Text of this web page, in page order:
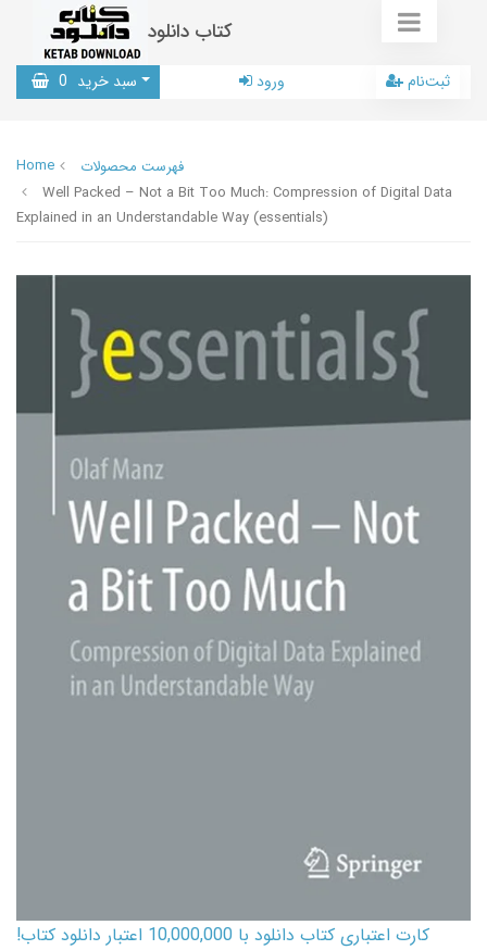
کتاب دانلود
سبد خرید 0 ورود ثبت‌نام
Home
فهرست محصولات
Well Packed – Not a Bit Too Much: Compression of Digital Data
Explained in an Understandable Way (essentials)
کارت اعتباری کتاب دانلود با 10,000,000 اعتبار دانلود کتاب!